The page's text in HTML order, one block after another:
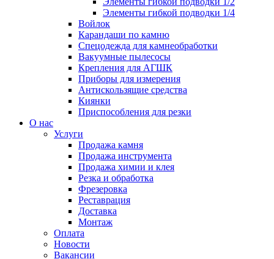
Элементы гибкой подводки 1/4
Войлок
Карандаши по камню
Спецодежда для камнеобработки
Вакуумные пылесосы
Крепления для АГШК
Приборы для измерения
Антискользящие средства
Киянки
Приспособления для резки
О нас
Услуги
Продажа камня
Продажа инструмента
Продажа химии и клея
Резка и обработка
Фрезеровка
Реставрация
Доставка
Монтаж
Оплата
Новости
Вакансии